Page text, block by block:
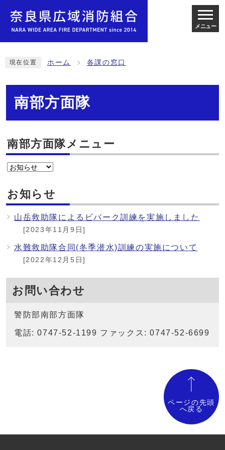
メニュー
現在位置 ホーム 各課の窓口
南部方面隊
南部方面隊メニュー
お知らせ
山岳救助隊によるビバーク訓練を実施しました
[2023年11月9日]
水難救助隊合同(冬季潜水)訓練の実施について
[2022年12月5日]
お問い合わせ
警防部南部方面隊
電話: 0747-52-1199 ファックス: 0747-52-6699
ページの先頭
へ戻る